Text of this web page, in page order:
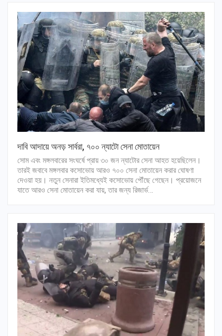
দাবি আদায়ে অনড় সার্বরা, ৭০০ ন্যাটো সেনা মোতায়েন
সোম এবং মঙ্গলবারের সংঘর্ষে প্রায় ৩০ জন ন্যাটোর সেনা আহত হয়েছিলেন।
তারই জবাবে মঙ্গলবার কসোভোয় আরও ৭০০ সেনা মোতায়েন করার ঘোষণা
দেওয়া হয়। নতুন সেনারা ইতিমধ্যেই কসোভোয় পৌঁছে গেছেন। প্রয়োজনে
যাতে আরও সেনা মোতায়েন করা যায়, তার জন্য রিজার্ভ…